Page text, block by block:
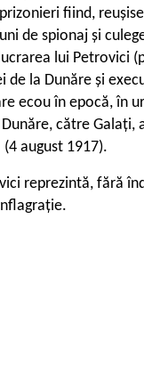
fiind,
de spionaj și
lui Petrovici
la Dunăre și
ecou în epocă, în
către Galați,
august 1917).
reprezintă, fără